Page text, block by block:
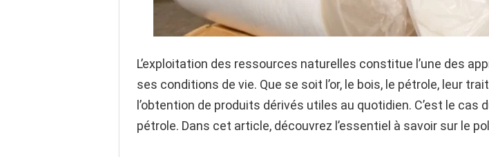
L’exploitation des ressources naturelles constitue l’une des
ses conditions de vie. Que se soit l’or, le bois, le pétrole, leur
l’obtention de produits dérivés utiles au quotidien. C’est le cas
pétrole. Dans cet article, découvrez l’essentiel à savoir sur le